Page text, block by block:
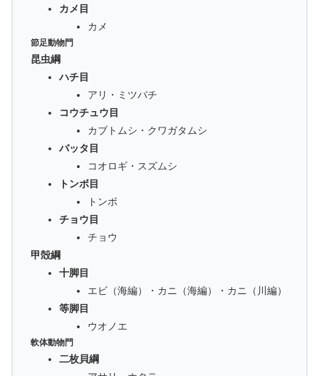
カメ目
カメ
節足動物門
昆虫綱
ハチ目
アリ・ミツバチ
コウチュウ目
カブトムシ・クワガタムシ
バッタ目
コオロギ・スズムシ
トンボ目
トンボ
チョウ目
チョウ
甲殻綱
十脚目
エビ（海編）・カニ（海編）・カニ（川編）
等脚目
ウオノエ
軟体動物門
二枚貝綱